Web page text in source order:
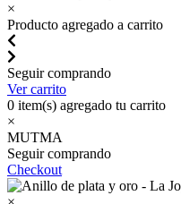
×
Producto agregado a carrito
Seguir comprando
Ver carrito
0 item(s) agregado tu carrito
×
MUTMA
Seguir comprando
Checkout